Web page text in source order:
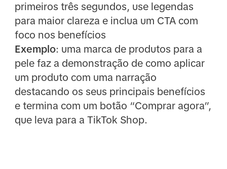
primeiros três segundos, use legendas
para maior clareza e inclua um CTA com
foco nos benefícios
Exemplo: uma marca de produtos para a
pele faz a demonstração de como aplicar
um produto com uma narração
destacando os seus principais benefícios
e termina com um botão “Comprar agora”,
que leva para a TikTok Shop.